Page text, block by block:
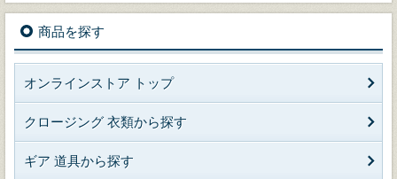
商品を探す
オンラインストア トップ
クロージング 衣類から探す
ギア 道具から探す